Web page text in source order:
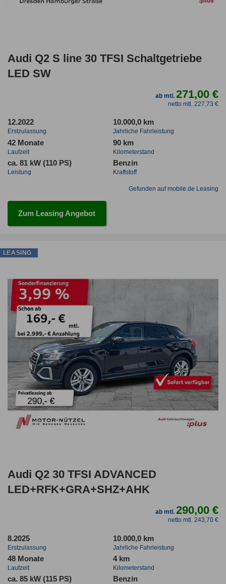
Audi Q2 S line 30 TFSI Schaltgetriebe
LED SW
ab mtl.271,00 €
netto mtl. 227,73 €
12.2022
Erstzulassung
10.000,0 km
Jahrliche Fahrleistung
42 Monate
Laufzeit
90 km
Kilometerstand
ca. 81 kW (110 PS)
Leistung
Benzin
Kraftstoff
Gefunden auf mobile.de Leasing
Zum Leasing Angebot
Audi Q2 30 TFSI ADVANCED
LED+RFK+GRA+SHZ+AHK
ab mtl.290,00 €
netto mtl. 243,70 €
8.2025
Erstzulassung
10.000,0 km
Jahrliche Fahrleistung
48 Monate
Laufzeit
4 km
Kilometerstand
ca. 85 kW (115 PS) Benzin
LEASING